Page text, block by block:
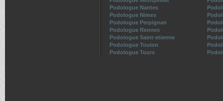
Podologue Nantes
Podologue Nimes
Podologue Perpignan
Podologue Rennes
Podologue Saint-etienne
Podologue Toulon
Podologue Tours